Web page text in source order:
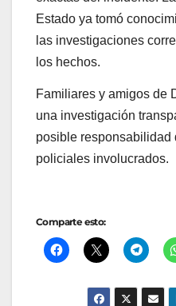
Estado ya tomó
las investigaciones
los hechos.
Familiares y amigos de
una investigación
posible responsabilidad
policiales involucrados.
Comparte esto: